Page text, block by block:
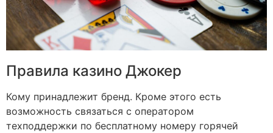
Правила казино Джокер
Кому принадлежит бренд. Кроме этого есть
возможность связаться с оператором
техподдержки по бесплатному номеру горячей